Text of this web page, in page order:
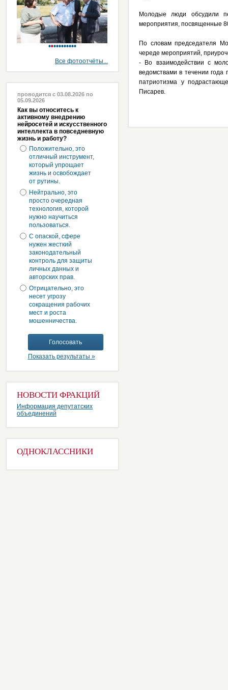
Все фотоотчёты...
проводится с 03.08.2026 по
05.09.2026
Как вы относитесь к
активному внедрению
нейросетей и искусственного
интеллекта в повседневную
жизнь и работу?
Положительно, это
отличный инструмент,
который упрощает
жизнь и освобождает
от рутины.
Нейтрально, это
просто очередная
технология, которой
нужно научиться
пользоваться.
С опаской, сфере
нужен жесткий
законодательный
контроль для защиты
личных данных и
авторских прав.
Отрицательно, это
несет угрозу
сокращения рабочих
мест и роста
мошенничества.
Показать результаты »
НОВОСТИ ФРАКЦИЙ
Информация депутатских
объединений
ОДНОКЛАССНИКИ
Молодые люди обсудили
мероприятия, посвященные
По словам председателя
череде мероприятий,
- Во взаимодействии с
ведомствами в течении
патриотизма у
Писарев.